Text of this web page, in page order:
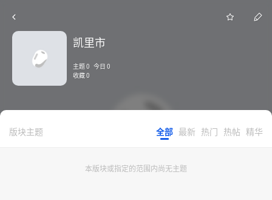
凯里市
主题 0 今日 0
收藏 0
版块主题 全部 最新 热门 热帖 精华
本版块或指定的范围内尚无主题